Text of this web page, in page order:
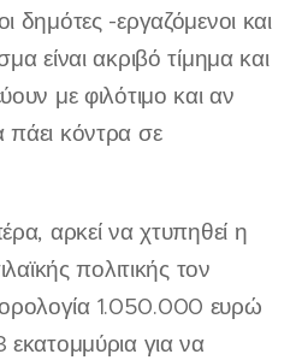
-εργαζόμενοι και
είναι ακριβό τίμημα και
με φιλότιμο και αν
κόντρα σε
αρκεί να χτυπηθεί η
πολιτικής τον
1.050.000 ευρώ
για να